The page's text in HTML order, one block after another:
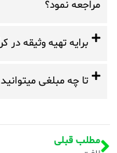
مراجعه نمود؟
برایه تهیه وثیقه در
تا چه مبلغی
مطلب قبلی